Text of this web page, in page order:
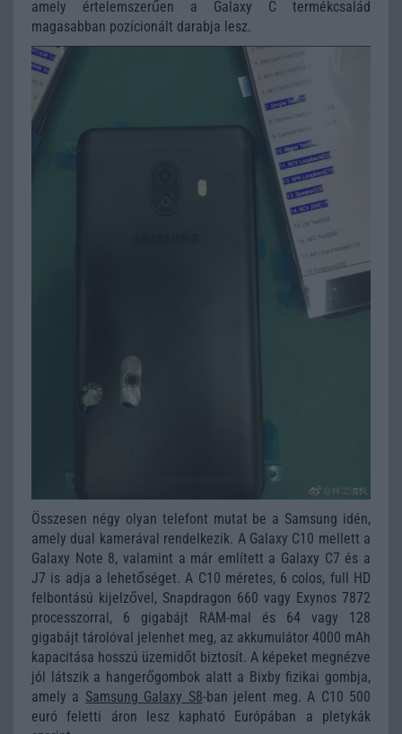
amely értelemszerűen a Galaxy C termékcsalád
magasabban pozícionált darabja lesz.
Összesen négy olyan telefont mutat be a Samsung idén,
amely dual kamerával rendelkezik. A Galaxy C10 mellett a
Galaxy Note 8, valamint a már említett a Galaxy C7 és a
J7 is adja a lehetőséget. A C10 méretes, 6 colos, full HD
felbontású kijelzővel, Snapdragon 660 vagy Exynos 7872
processzorral, 6 gigabájt RAM-mal és 64 vagy 128
gigabájt tárolóval jelenhet meg, az akkumulátor 4000 mAh
kapacitása hosszú üzemidőt biztosít. A képeket megnézve
jól látszik a hangerőgombok alatt a Bixby fizikai gombja,
amely a Samsung Galaxy S8-ban jelent meg. A C10 500
euró feletti áron lesz kapható Európában a pletykák